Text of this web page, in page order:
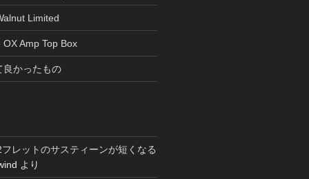
Limited
Amp Top Box
かったもの
レットのサスティーンが短くなる
より